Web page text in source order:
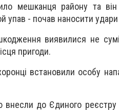
мешканця району та
упав - почав наносити
виявилися не
пригоди.
встановили особу
внесли до Єдиного